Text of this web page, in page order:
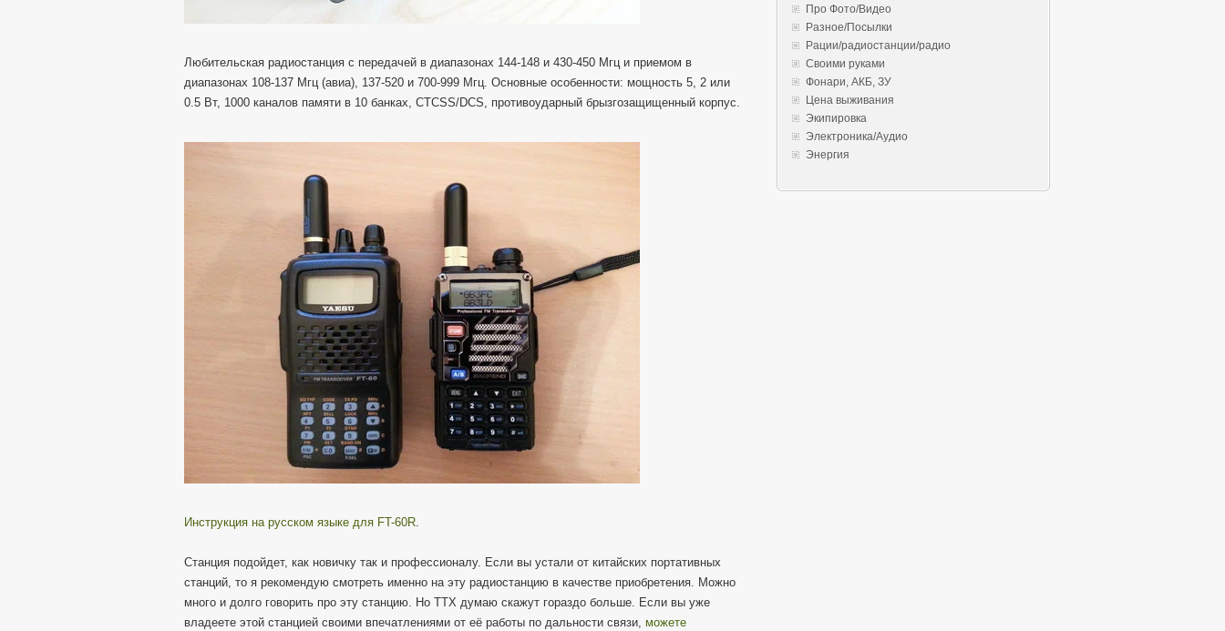
Любительская радиостанция с передачей в диапазонах 144-148 и 430-450 Мгц и приемом в
диапазонах 108-137 Мгц (авиа), 137-520 и 700-999 Мгц. Основные особенности: мощность 5, 2 или
0.5 Вт, 1000 каналов памяти в 10 банках, CTCSS/DCS, противоударный брызгозащищенный корпус.
Инструкция на русском языке для FT-60R.
Станция подойдет, как новичку так и профессионалу. Если вы устали от китайских портативных
станций, то я рекомендую смотреть именно на эту радиостанцию в качестве приобретения. Можно
много и долго говорить про эту станцию. Но ТТХ думаю скажут гораздо больше. Если вы уже
владеете этой станцией своими впечатлениями от её работы по дальности связи, можете
Про Фото/Видео
Разное/Посылки
Рации/радиостанции/радио
Своими руками
Фонари, АКБ, ЗУ
Цена выживания
Экипировка
Электроника/Аудио
Энергия